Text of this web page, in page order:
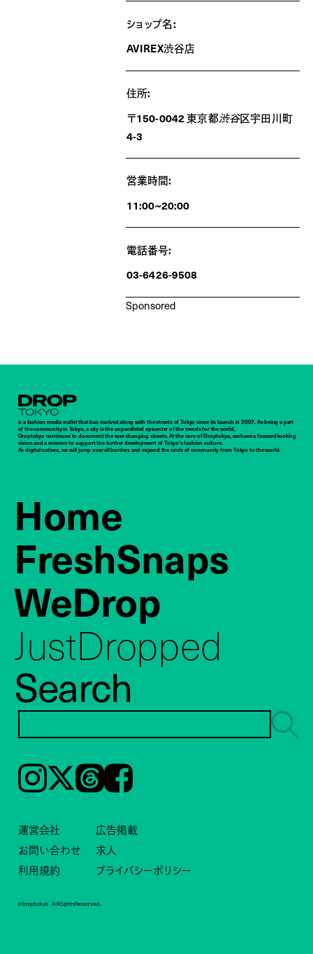
ショップ名:
AVIREX渋谷店
住所:
〒150-0042 東京都渋谷区宇田川町
4-3
営業時間:
11:00~20:00
電話番号:
03-6426-9508
Sponsored
Droptokyo
is a fashion media outlet that has evolved along with the streets of Tokyo since its launch in 2007. As being a part
of the community in Tokyo, a city is the unparalleled epicenter of the trends for the world,
Droptokyo continues to document the ever-changing streets. At the core of Droptokyo, we have a forward-looking
vision and a mission to support the further development of Tokyo’s fashion culture.
As digital natives, we will jump over all borders and expand the circle of community from Tokyo to the world.
Home
FreshSnaps
WeDrop
JustDropped
Search
Instagram𝕏ThreadsFacebook
運営会社
広告掲載
お問い合わせ
求人
利用規約
プライバシーポリシー